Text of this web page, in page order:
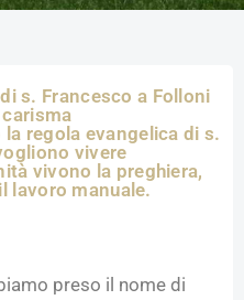
s. Francesco a Folloni
regola evangelica di s.
vivere
vivono la preghiera,
lavoro manuale.
preso il nome di